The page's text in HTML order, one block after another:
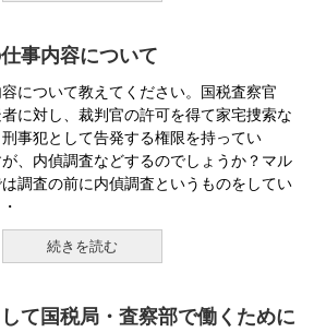
事内容について
について教えてください。国税査察官
に対し、裁判官の許可を得て家宅捜索な
事犯として告発する権限を持ってい
、内偵調査などするのでしょうか？マル
調査の前に内偵調査というものをしてい
続きを読む
て国税局・査察部で働くために